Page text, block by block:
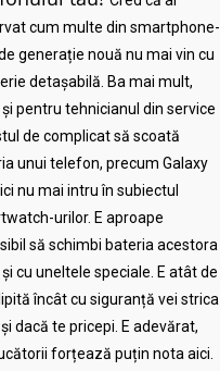
cum multe din smartphone-
generație nouă nu mai vin cu
detașabilă. Ba mai mult,
pentru tehnicianul din service
de complicat să scoată
unui telefon, precum Galaxy
nu mai intru în subiectul
urilor. E aproape
să schimbi bateria acestora
cu uneltele speciale. E atât de
încât cu siguranță vei strica
dacă te pricepi. E adevărat,
forțează puțin nota aici.